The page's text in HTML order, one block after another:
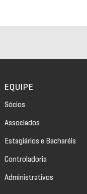
EQUIPE
Sócios
Associados
Estagiários e Bacharéis
Controladoria
Administrativos